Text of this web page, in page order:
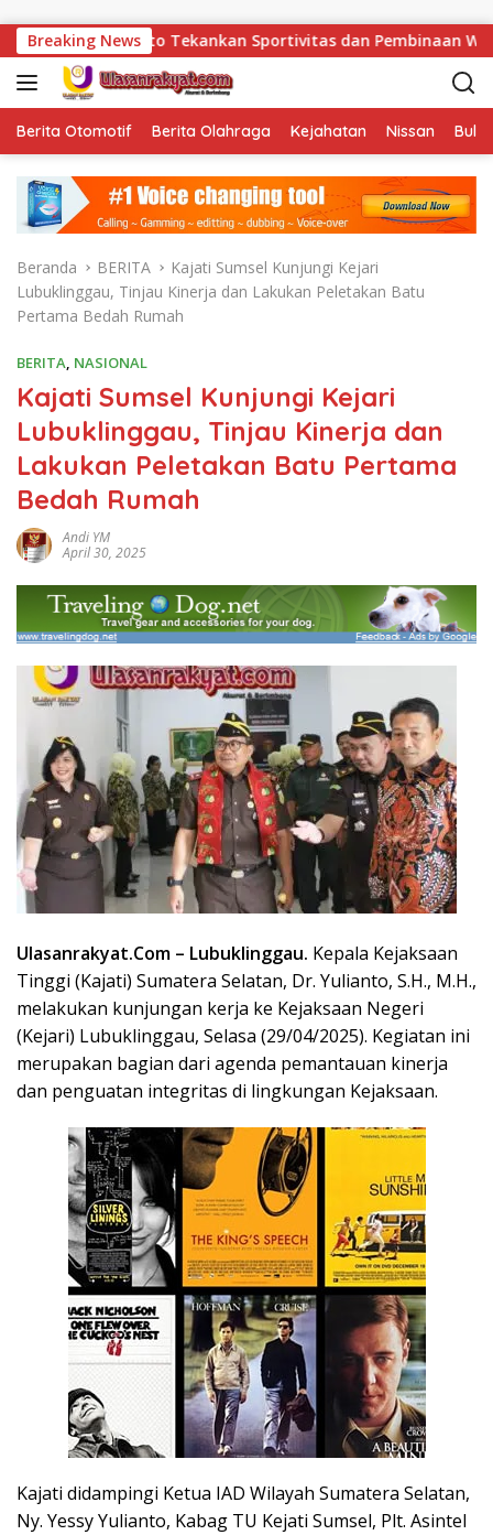
Breaking News
Tekankan Sportivitas dan Pembinaan Warga Binaan.
Berita Otomotif Berita Olahraga Kejahatan Nissan
Beranda BERITA
Kajati Sumsel Kunjungi Kejari
Lubuklinggau, Tinjau Kinerja dan Lakukan Peletakan Batu
Pertama Bedah Rumah
BERITA, NASIONAL
Kajati Sumsel Kunjungi Kejari
Lubuklinggau, Tinjau Kinerja dan
Lakukan Peletakan Batu Pertama
Bedah Rumah
Andi YM
April 30, 2025
Ulasanrakyat.Com – Lubuklinggau. Kepala Kejaksaan
Tinggi (Kajati) Sumatera Selatan, Dr. Yulianto, S.H., M.H.,
melakukan kunjungan kerja ke Kejaksaan Negeri
(Kejari) Lubuklinggau, Selasa (29/04/2025). Kegiatan ini
merupakan bagian dari agenda pemantauan kinerja
dan penguatan integritas di lingkungan Kejaksaan.
Kajati didampingi Ketua IAD Wilayah Sumatera Selatan,
Ny. Yessy Yulianto, Kabag TU Kejati Sumsel, Plt. Asintel